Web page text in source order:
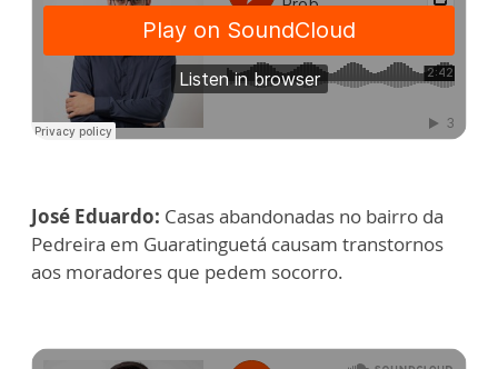
José Eduardo: Casas abandonadas no bairro da
Pedreira em Guaratinguetá causam transtornos
aos moradores que pedem socorro.